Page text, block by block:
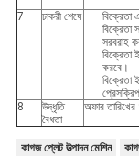
7
চাকরী শেষে
বিক্রেতা
বিক্রেতা
সরবরাহ
বিক্রেতা
করবে।
বিক্রেতা
8
উদ্ধৃতি
বৈধতা
অফার
কাগজ প্লেট উত্পাদন মেশিন